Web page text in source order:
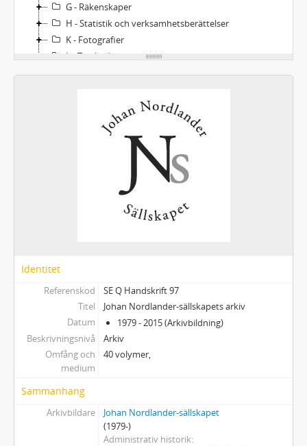
G - Räkenskaper
H - Statistik och verksamhetsberättelser
K - Fotografier
L - Trycksaker
Ö - Övrigt
Identitet
Referenskod
SE Q Handskrift 97
Titel
Johan Nordlander-sällskapets arkiv
Datum
1979 - 2015 (Arkivbildning)
Beskrivningsnivå
Arkiv
Omfång och
medium
40 volymer,
Sammanhang
Arkivbildare
Johan Nordlander-sällskapet
(1979-)
Administrativ historik